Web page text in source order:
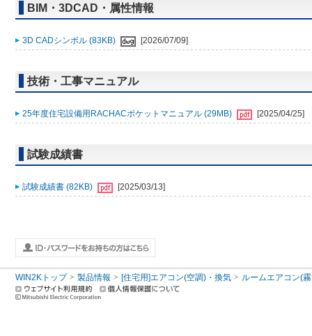
BIM・3DCAD・属性情報
3D CADシンボル (83KB) [2026/07/09]
技術・工事マニュアル
25年度住宅設備用RACHACポケットマニュアル (29MB) [2025/04/25]
試験成績書
試験成績書 (82KB) [2025/03/13]
WIN2Kトップ 製品情報 [住宅用]エアコン(空調)・換気 ルームエアコン(